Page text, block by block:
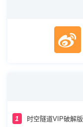
时空隧道VIP破解版